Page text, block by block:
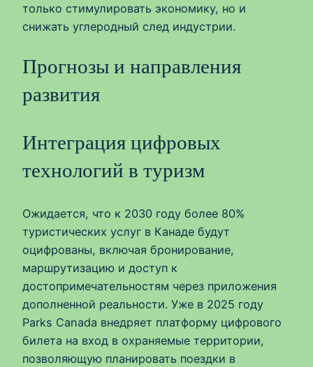
только стимулировать экономику, но и
снижать углеродный след индустрии.
Прогнозы и направления
развития
Интеграция цифровых
технологий в туризм
Ожидается, что к 2030 году более 80%
туристических услуг в Канаде будут
оцифрованы, включая бронирование,
маршрутизацию и доступ к
достопримечательностям через приложения
дополненной реальности. Уже в 2025 году
Parks Canada внедряет платформу цифрового
билета на вход в охраняемые территории,
позволяющую планировать поездки в